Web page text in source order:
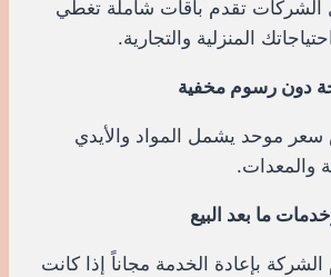
الشركات تقدم باقات شاملة تغطي
المنزلية والتجارية.
دون رسوم مخفية
موحد يشمل المواد والأيدي
والمعدات.
ما بعد البيع
الشركة بإعادة الخدمة مجاناً إذا كانت